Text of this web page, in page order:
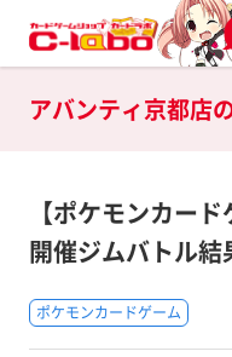
アバンティ京都店
【ポケモンカー
開催ジムバトル結
ポケモンカードゲーム